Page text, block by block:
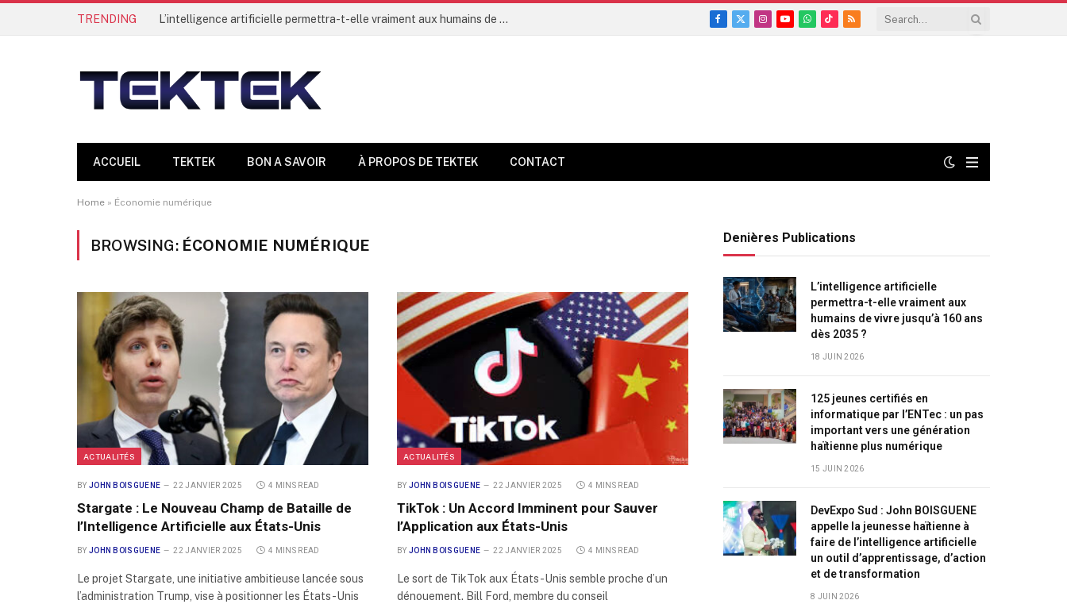
TRENDING L’intelligence artificielle permettra-t-elle vraiment aux humains de vivre jusqu’à 160 ans dès 2035 ?
Facebook
X
Instagram
YouTubeWhatsApp
TikTok
RSS
ACCUEIL TEKTEK BON A SAVOIR À PROPOS DE TEKTEK CONTACT
Home » Économie numérique
BROWSING: ÉCONOMIE NUMÉRIQUE
ACTUALITÉS
BY JOHN BOISGUENE 22 JANVIER 2025 4 MINS READ
Stargate : Le Nouveau Champ de Bataille de
l’Intelligence Artificielle aux États-Unis
BY JOHN BOISGUENE 22 JANVIER 2025 4 MINS READ
Le projet Stargate, une initiative ambitieuse lancée sous
l’administration Trump, vise à positionner les États-Unis
ACTUALITÉS
BY JOHN BOISGUENE 22 JANVIER 2025 4 MINS READ
TikTok : Un Accord Imminent pour Sauver
l’Application aux États-Unis
BY JOHN BOISGUENE 22 JANVIER 2025 4 MINS READ
Le sort de TikTok aux États-Unis semble proche d’un
dénouement. Bill Ford, membre du conseil
Denières Publications
L’intelligence artificielle
permettra-t-elle vraiment aux
humains de vivre jusqu’à 160 ans
dès 2035 ?
18 JUIN 2026
125 jeunes certifiés en
informatique par l’ENTec : un pas
important vers une génération
haïtienne plus numérique
15 JUIN 2026
DevExpo Sud : John BOISGUENE
appelle la jeunesse haïtienne à
faire de l’intelligence artificielle
un outil d’apprentissage, d’action
et de transformation
8 JUIN 2026